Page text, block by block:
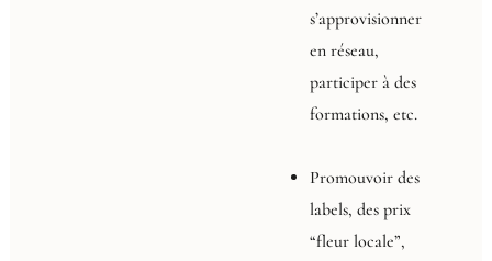
s’approvisionner
en réseau,
participer à des
formations, etc.
Promouvoir des
labels, des prix
“fleur locale”,